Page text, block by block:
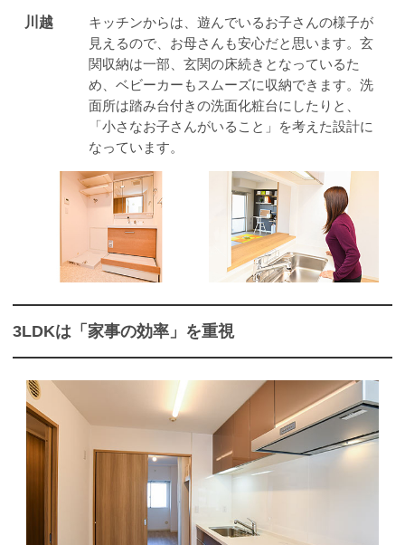
川越
キッチンからは、遊んでいるお子さんの様子が
見えるので、お母さんも安心だと思います。玄
関収納は一部、玄関の床続きとなっているた
め、ベビーカーもスムーズに収納できます。洗
面所は踏み台付きの洗面化粧台にしたりと、
「小さなお子さんがいること」を考えた設計に
なっています。
3LDKは「家事の効率」を重視